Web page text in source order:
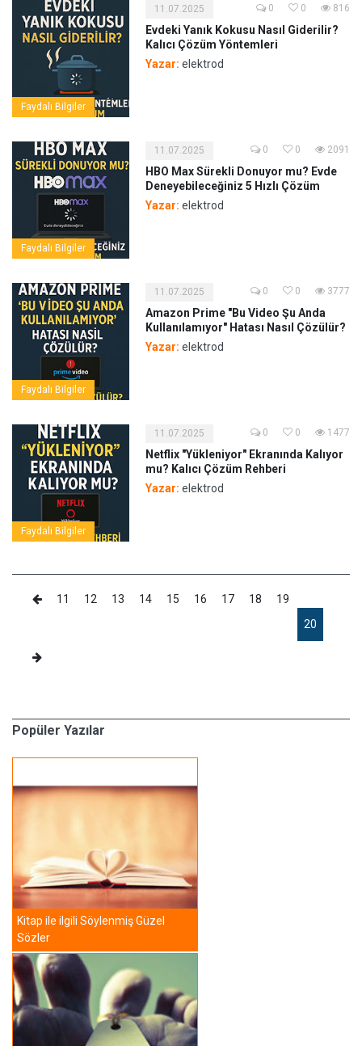
Faydalı Bilgiler
11.07.2025 0 0 816
Evdeki Yanık Kokusu Nasıl Giderilir?
Kalıcı Çözüm Yöntemleri
Yazar: elektrod
Faydalı Bilgiler
11.07.2025 0 0 2091
HBO Max Sürekli Donuyor mu? Evde
Deneyebileceğiniz 5 Hızlı Çözüm
Yazar: elektrod
Faydalı Bilgiler
11.07.2025 0 0 3777
Amazon Prime "Bu Video Şu Anda
Kullanılamıyor" Hatası Nasıl Çözülür?
Yazar: elektrod
Faydalı Bilgiler
11.07.2025 0 0 1477
Netflix "Yükleniyor" Ekranında Kalıyor
mu? Kalıcı Çözüm Rehberi
Yazar: elektrod
11 12 13 14 15 16 17 18
19
20
Popüler Yazılar
Kitap ile ilgili Söylenmiş Güzel
Sözler